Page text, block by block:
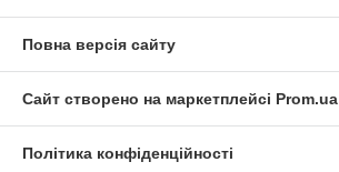
Повна версія сайту
Сайт створено на маркетплейсі Prom.ua
Політика конфіденційності